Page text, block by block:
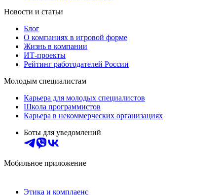
Новости и статьи
Блог
О компаниях в игровой форме
Жизнь в компании
ИТ-проекты
Рейтинг работодателей России
Молодым специалистам
Карьера для молодых специалистов
Школа программистов
Карьера в некоммерческих организациях
Боты для уведомлений
Мобильное приложение
Этика и комплаенс